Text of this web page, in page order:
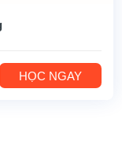
HỌC NGAY